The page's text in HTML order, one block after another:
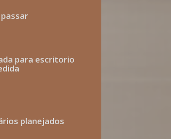
para escritorio
planejados